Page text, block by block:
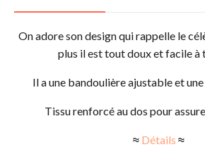
On adore son design qui rappelle le
plus il est tout doux et facile à
Il a une bandoulière ajustable et
Tissu renforcé au dos pour
≈ Détails ≈